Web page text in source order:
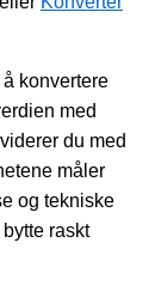
konvertere
med
du med
måler
og tekniske
raskt